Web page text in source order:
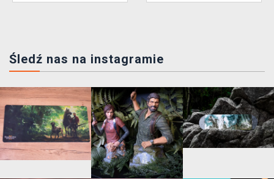
Śledź nas na instagramie